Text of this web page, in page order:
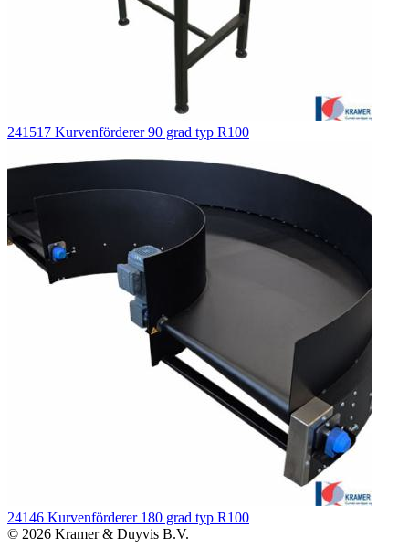
241517 Kurvenförderer 90 grad typ R100
24146 Kurvenförderer 180 grad typ R100
© 2026 Kramer & Duyvis B.V.